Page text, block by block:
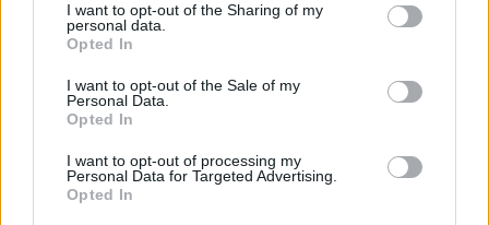
I want to opt-out of the Sharing of my
personal data.
Opted In
I want to opt-out of the Sale of my
Personal Data.
Opted In
I want to opt-out of processing my
Personal Data for Targeted Advertising.
Opted In
középhátvédje
Újabb tapasztalt labdarúgóval erősítette meg
keretét a Sepsi OSK. A háromszéki klub a 34 éves
Lindsay Rose-t szerződtette, aki korábban többek
között az Olympique Lyon és a Legia Warszawa
színeiben is futballozott.